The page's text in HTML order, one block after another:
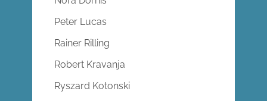
Peter Lucas
Rainer Rilling
Robert Kravanja
Ryszard Kotonski